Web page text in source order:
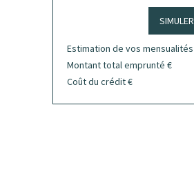
SIMULER
Estimation de vos mensualités
Montant total emprunté €
Coût du crédit€